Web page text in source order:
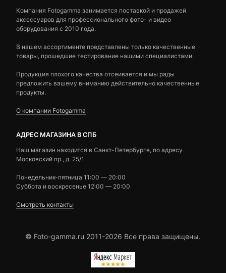
Компания Fotogamma занимается поставкой и продажей
аксессуаров для профессионального фото- и видео
оборудования с 2010 года.
В нашем ассортименте представлены только качественные
товары, прошедшие тестирование нашими специалистами.
Продукция плохого качества отсеивается и мы рады
предложить вашему вниманию действительно качественные
продукты.
О компании Fotogamma
АДРЕС МАГАЗИНА В СПБ
Наш магазин находится в Санкт-Петербурге, по адресу
Московский пр., д. 25/1
Понедельник-пятница 11:00 — 20:00
Суббота и воскресенье 12:00 — 20:00
Смотреть контакты
© Foto-gamma.ru 2011-2026 Все права защищены.